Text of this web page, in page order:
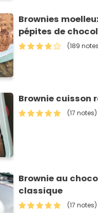
Brownies
pépites de
(189
Brownie cuisson
(17 notes)
Brownie au
classique
(17 notes)